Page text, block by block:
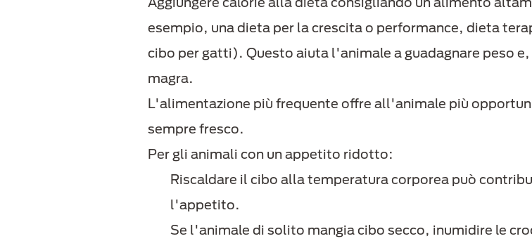
esempio, una dieta per la crescita o performance, dieta
cibo per gatti). Questo aiuta l'animale a guadagnare peso
magra.
L'alimentazione più frequente offre all'animale più
sempre fresco.
Per gli animali con un appetito ridotto:
​​​​​​Riscaldare il cibo alla temperatura corporea può
l'appetito.
Se l'animale di solito mangia cibo secco, inumidire le